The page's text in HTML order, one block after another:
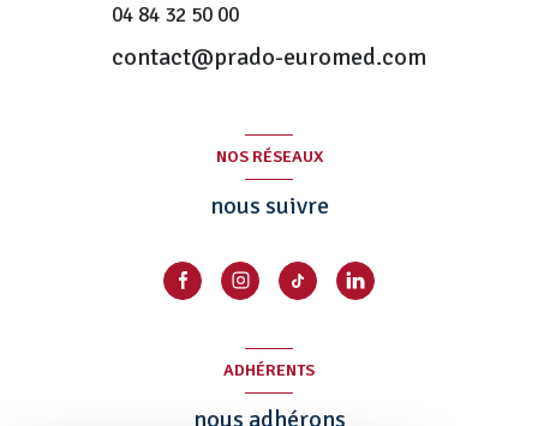
04 84 32 50 00
contact@prado-euromed.com
NOS RÉSEAUX
nous suivre
ADHÉRENTS
nous adhérons